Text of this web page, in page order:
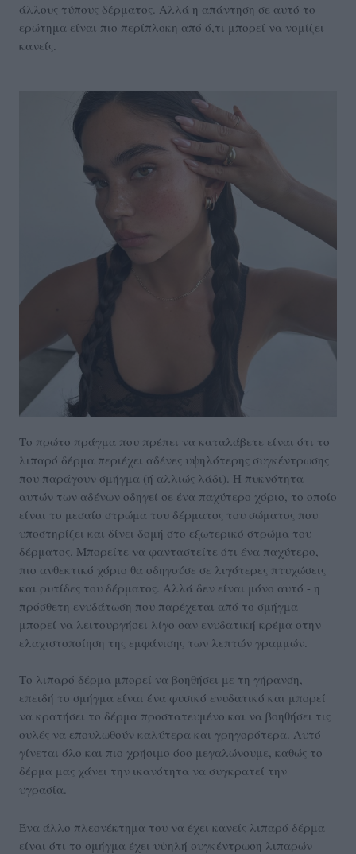
άλλους τύπους δέρματος. Αλλά η απάντηση σε αυτό το
ερώτημα είναι πιο περίπλοκη από ό,τι μπορεί να νομίζει
κανείς.
Το πρώτο πράγμα που πρέπει να καταλάβετε είναι ότι το
λιπαρό δέρμα περιέχει αδένες υψηλότερης συγκέντρωσης
που παράγουν σμήγμα (ή αλλιώς λάδι). H πυκνότητα
αυτών των αδένων οδηγεί σε ένα παχύτερο χόριο, το οποίο
είναι το μεσαίο στρώμα του δέρματος του σώματος που
υποστηρίζει και δίνει δομή στο εξωτερικό στρώμα του
δέρματος. Μπορείτε να φανταστείτε ότι ένα παχύτερο,
πιο ανθεκτικό χόριο θα οδηγούσε σε λιγότερες πτυχώσεις
και ρυτίδες του δέρματος. Αλλά δεν είναι μόνο αυτό - η
πρόσθετη ενυδάτωση που παρέχεται από το σμήγμα
μπορεί να λειτουργήσει λίγο σαν ενυδατική κρέμα στην
ελαχιστοποίηση της εμφάνισης των λεπτών γραμμών.
Το λιπαρό δέρμα μπορεί να βοηθήσει με τη γήρανση,
επειδή το σμήγμα είναι ένα φυσικό ενυδατικό και μπορεί
να κρατήσει το δέρμα προστατευμένο και να βοηθήσει τις
ουλές να επουλωθούν καλύτερα και γρηγορότερα. Αυτό
γίνεται όλο και πιο χρήσιμο όσο μεγαλώνουμε, καθώς το
δέρμα μας χάνει την ικανότητα να συγκρατεί την
υγρασία.
Ένα άλλο πλεονέκτημα του να έχει κανείς λιπαρό δέρμα
είναι ότι το σμήγμα έχει υψηλή συγκέντρωση λιπαρών